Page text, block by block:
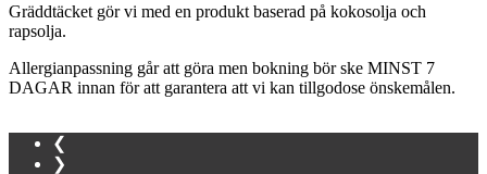
Gräddtäcket gör vi med en produkt baserad på kokosolja och
rapsolja.
Allergianpassning går att göra men bokning bör ske MINST 7
DAGAR innan för att garantera att vi kan tillgodose önskemålen.
❮
❯